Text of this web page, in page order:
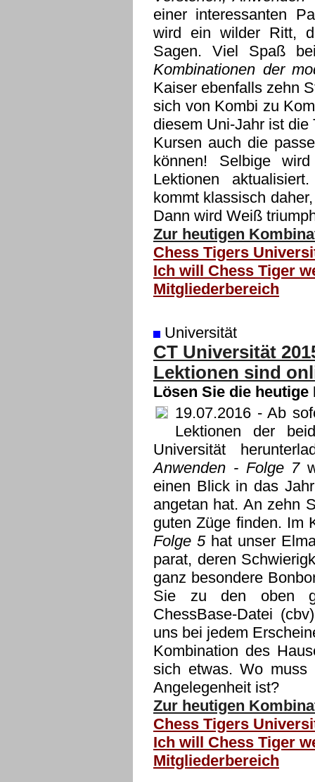
einer interessanten
wird ein wilder Ritt,
Sagen. Viel Spaß
Kombinationen der
Kaiser ebenfalls zehn
sich von Kombi zu
diesem Uni-Jahr ist
Kursen auch die
können! Selbige
Lektionen
kommt klassisch
Dann wird Weiß
Zur heutigen
Chess Tigers
Ich will Chess Tiger
Mitgliederbereich
Universität
CT Universität
Lektionen sind
Lösen Sie die
19.07.2016 - Ab
Lektionen der
Universität
Anwenden - Folge 7
einen Blick in das
angetan hat. An zehn
guten Züge finden. Im
Folge 5hat unser
parat, deren
ganz besondere
Sie zu den oben
ChessBase-Datei
uns bei jedem
Kombination des
sich etwas. Wo
Angelegenheit ist?
Zur heutigen
Chess Tigers
Ich will Chess Tiger
Mitgliederbereich